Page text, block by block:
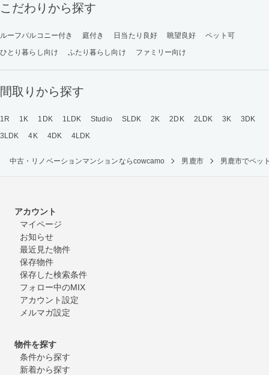
こだわりから探す
ルーフバルコニー付き 庭付き 日当たり良好 眺望良好
ペット可
ひとり暮らし向け
ふたり暮らし向け ファミリー向け
間取りから探す
1R 1K 1DK 1LDK Studio SLDK 2K 2DK 2LDK 3K
3DK
3LDK
4K 4DK 4LDK
中古・リノベーションマンションならcowcamo 男鹿市 男鹿市でペッ
アカウント
マイページ
お知らせ
最近見た物件
保存物件
保存した検索条件
フォロー中のMIX
アカウント設定
メルマガ設定
物件を探す
条件から探す
新着から探す